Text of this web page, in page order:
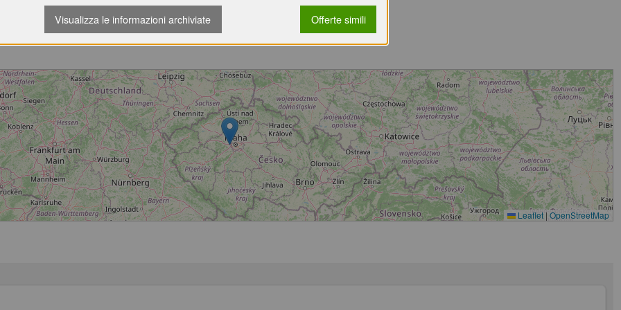
Caricamento...
Leaflet | OpenStreetMap
Visualizza le informazioni archiviate Offerte simili